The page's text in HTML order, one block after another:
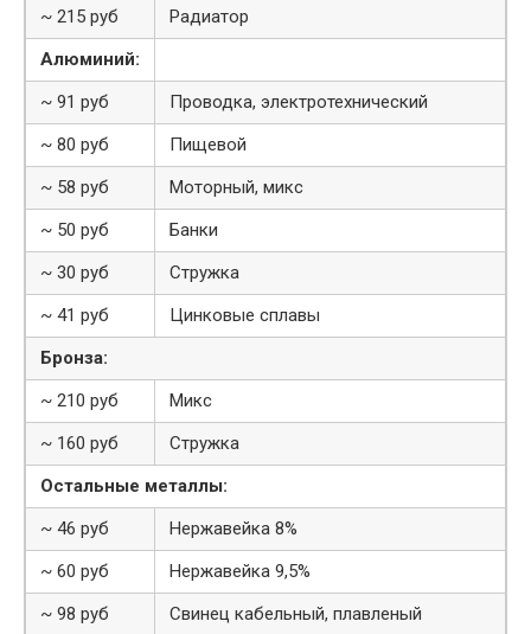
~ 215 руб
Радиатор
Алюминий:
~ 91 руб
Проводка, электротехнический
~ 80 руб
Пищевой
~ 58 руб
Моторный, микс
~ 50 руб
Банки
~ 30 руб
Стружка
~ 41 руб
Цинковые сплавы
Бронза:
~ 210 руб
Микс
~ 160 руб
Стружка
Остальные металлы:
~ 46 руб
Нержавейка 8%
~ 60 руб
Нержавейка 9,5%
~ 98 руб
Свинец кабельный, плавленый